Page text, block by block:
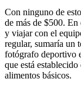
Con ninguno de
de más de $500.
y viajar con el
regular, sumaría un
fotógrafo deportivo
que está
alimentos básicos.